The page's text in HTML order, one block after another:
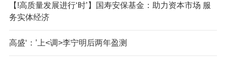
【!高质量发展进行‘时’】国寿安保基金：助力资本市场 服
务实体经济
高盛‘：’上<调>李宁明后两年盈测